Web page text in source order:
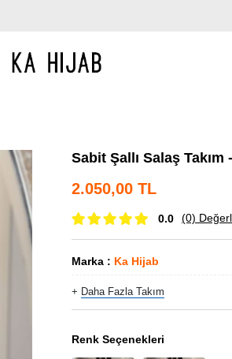
Sabit Şallı Salaş Takım
2.050,00 TL
0.0 (0)
Marka : Ka Hijab
+ Daha Fazla Takım
Renk Seçenekleri